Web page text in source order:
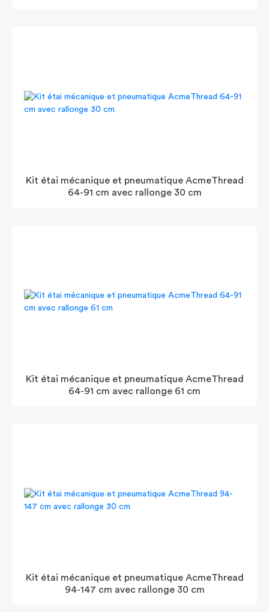
Kit étai mécanique et pneumatique AcmeThread
64-91 cm avec rallonge 30 cm
Kit étai mécanique et pneumatique AcmeThread
64-91 cm avec rallonge 61 cm
Kit étai mécanique et pneumatique AcmeThread
94-147 cm avec rallonge 30 cm